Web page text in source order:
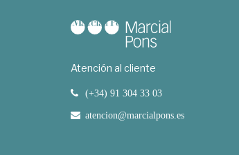
Atención al cliente
(+34) 91 304 33 03
atencion@marcialpons.es